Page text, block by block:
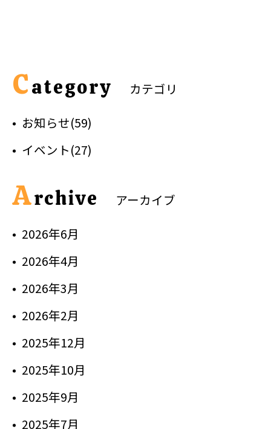
Category
カテゴリ
お知らせ(59)
イベント(27)
Archive
アーカイブ
2026年6月
2026年4月
2026年3月
2026年2月
2025年12月
2025年10月
2025年9月
2025年7月